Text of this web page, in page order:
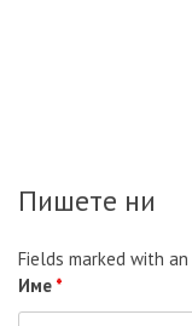
Пишете ни
Fields marked with an
Име *